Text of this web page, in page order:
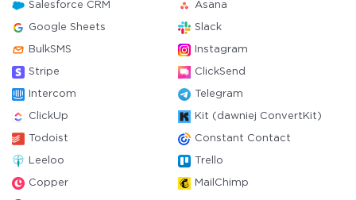
Salesforce CRM Asana
Google Sheets Slack
BulkSMS Instagram
Stripe ClickSend
Intercom Telegram
ClickUp Kit (dawniej ConvertKit)
Todoist Constant Contact
Leeloo Trello
Copper MailChimp